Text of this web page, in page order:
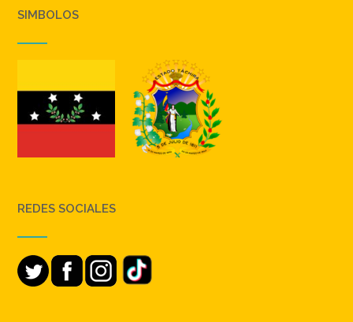
SIMBOLOS
REDES SOCIALES